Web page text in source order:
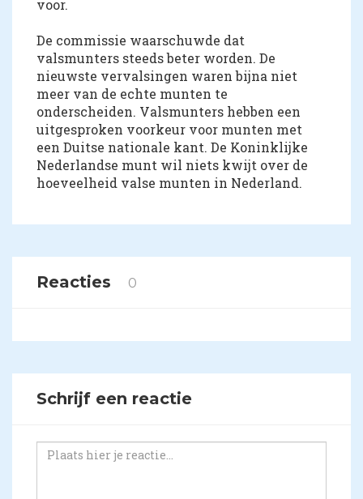
voor.
De commissie waarschuwde dat
valsmunters steeds beter worden. De
nieuwste vervalsingen waren bijna niet
meer van de echte munten te
onderscheiden. Valsmunters hebben een
uitgesproken voorkeur voor munten met
een Duitse nationale kant. De Koninklijke
Nederlandse munt wil niets kwijt over de
hoeveelheid valse munten in Nederland.
Reacties 0
Schrijf een reactie